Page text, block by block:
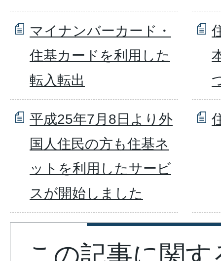
マイナンバーカード・
住基カードを利用した
転入転出
平成25年7月8日より外
国人住民の方も住基ネ
ットを利用したサービ
スが開始しました
この記事に関